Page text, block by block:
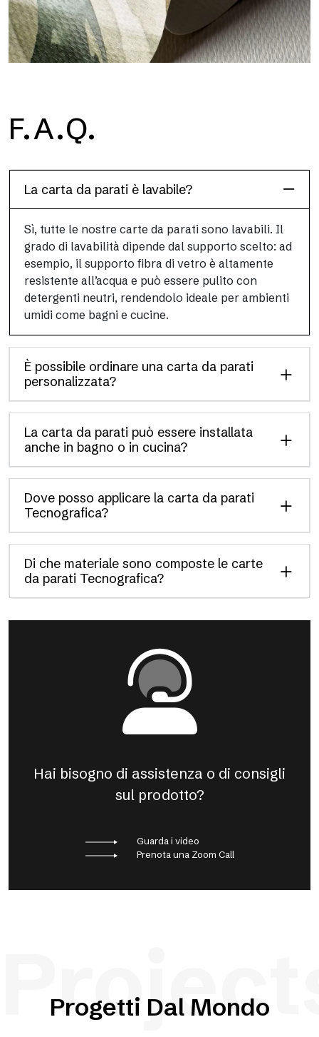
H2O è la carta da parati per bagno in fibra di vetro
impermeabile, ideale per box doccia e ambienti umidi, con alta
F.A.Q.
La carta da parati è lavabile?
Sì, tutte le nostre carte da parati sono lavabili. Il
grado di lavabilità dipende dal supporto scelto: ad
esempio, il supporto fibra di vetro è altamente
resistente all’acqua e può essere pulito con
detergenti neutri, rendendolo ideale per ambienti
umidi come bagni e cucine.
È possibile ordinare una carta da parati
personalizzata?
La carta da parati può essere installata
anche in bagno o in cucina?
Dove posso applicare la carta da parati
Tecnografica?
Di che materiale sono composte le carte
da parati Tecnografica?
Hai bisogno di assistenza o di consigli
sul prodotto?
Guarda i video
Prenota una Zoom Call
Progetti Dal Mondo